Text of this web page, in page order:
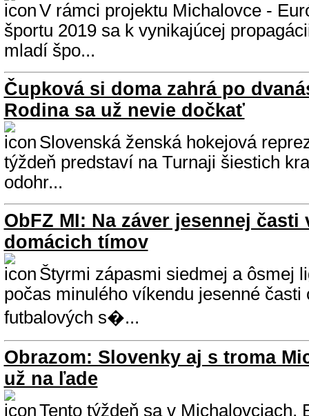
V rámci projektu Michalovce -
športu 2019 sa k vynikajúcej
mladí špo...
Čupková si doma zahrá po
Rodina sa už nevie dočkať
Slovenská ženská hokejová
týždeň predstaví na Turnaji šiestich
odohr...
ObFZ MI: Na záver jesennej časti
domácich tímov
Štyrmi zápasmi siedmej a ôsmej
počas minulého víkendu jesenné časti
futbalových s�...
Obrazom: Slovenky aj s troma
už na ľade
Tento týždeň sa v Michalovciach,